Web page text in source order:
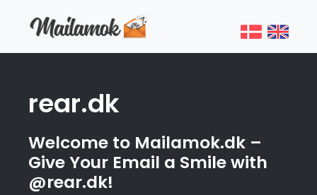
rear.dk
Welcome to Mailamok.dk –
Give Your Email a Smile with
@rear.dk!